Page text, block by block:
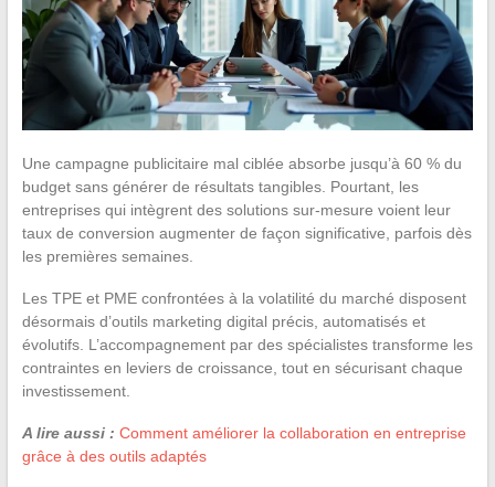
Une campagne publicitaire mal ciblée absorbe jusqu’à 60 % du
budget sans générer de résultats tangibles. Pourtant, les
entreprises qui intègrent des solutions sur-mesure voient leur
taux de conversion augmenter de façon significative, parfois dès
les premières semaines.
Les TPE et PME confrontées à la volatilité du marché disposent
désormais d’outils marketing digital précis, automatisés et
évolutifs. L’accompagnement par des spécialistes transforme les
contraintes en leviers de croissance, tout en sécurisant chaque
investissement.
A lire aussi : Comment améliorer la collaboration en entreprise
grâce à des outils adaptés